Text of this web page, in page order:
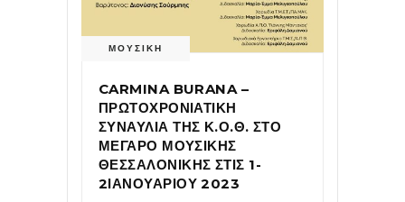
ΜΟΥΣΙΚΗ
CARMINA BURANA –
ΠΡΩΤΟΧΡΟΝΙΑΤΙΚΗ
ΣΥΝΑΥΛΙΑ ΤΗΣ Κ.Ο.Θ. ΣΤΟ
ΜΕΓΑΡΟ ΜΟΥΣΙΚΗΣ
ΘΕΣΣΑΛΟΝΙΚΗΣ ΣΤΙΣ 1-
2ΙΑΝΟΥΑΡΙΟΥ 2023